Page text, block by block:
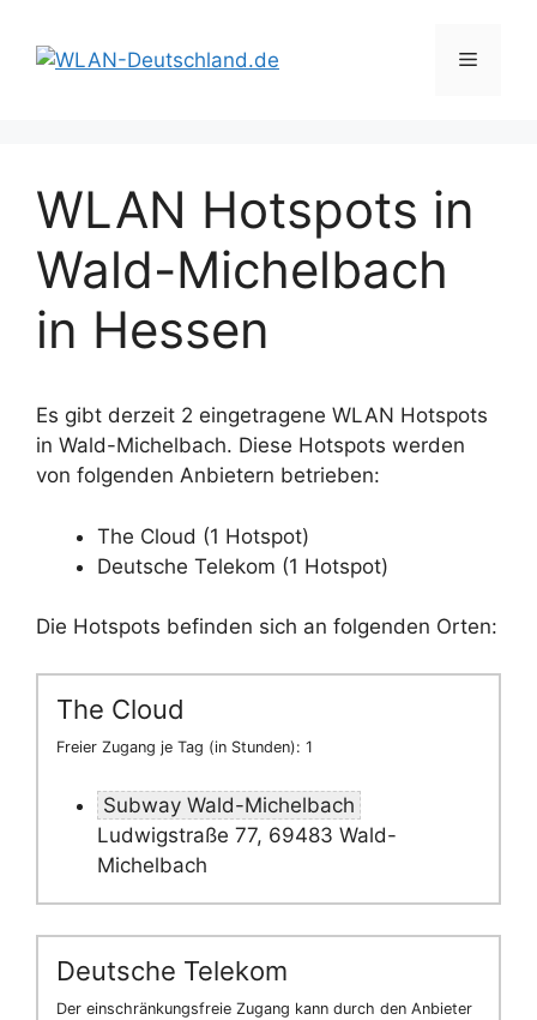
Inhalt
springen
Menü
WLAN Hotspots in
Wald-Michelbach
in Hessen
Es gibt derzeit 2 eingetragene WLAN Hotspots
in Wald-Michelbach. Diese Hotspots werden
von folgenden Anbietern betrieben:
The Cloud (1 Hotspot)
Deutsche Telekom (1 Hotspot)
Die Hotspots befinden sich an folgenden Orten:
The Cloud
Freier Zugang je Tag (in Stunden): 1
Subway Wald-Michelbach
Ludwigstraße 77, 69483 Wald-
Michelbach
Deutsche Telekom
Der einschränkungsfreie Zugang kann durch den Anbieter